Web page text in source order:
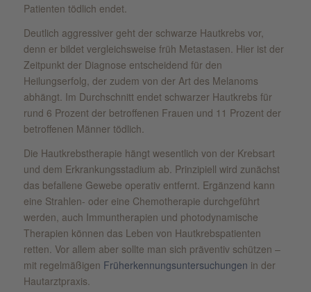
Patienten tödlich endet.
Deutlich aggressiver geht der schwarze Hautkrebs vor,
denn er bildet vergleichsweise früh Metastasen. Hier ist der
Zeitpunkt der Diagnose entscheidend für den
Heilungserfolg, der zudem von der Art des Melanoms
abhängt. Im Durchschnitt endet schwarzer Hautkrebs für
rund 6 Prozent der betroffenen Frauen und 11 Prozent der
betroffenen Männer tödlich.
Die Hautkrebstherapie hängt wesentlich von der Krebsart
und dem Erkrankungsstadium ab. Prinzipiell wird zunächst
das befallene Gewebe operativ entfernt. Ergänzend kann
eine Strahlen- oder eine Chemotherapie durchgeführt
werden, auch Immuntherapien und photodynamische
Therapien können das Leben von Hautkrebspatienten
retten. Vor allem aber sollte man sich präventiv schützen –
mit regelmäßigen Früherkennungsuntersuchungen in der
Hautarztpraxis.